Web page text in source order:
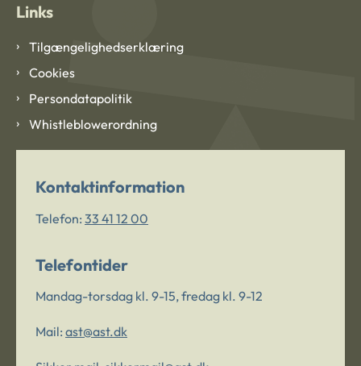
Links
Tilgængelighedserklæring
Cookies
Persondatapolitik
Whistleblowerordning
Kontaktinformation
Telefon: 33 41 12 00
Telefontider
Mandag-torsdag kl. 9-15, fredag kl. 9-12
Mail: ast@ast.dk